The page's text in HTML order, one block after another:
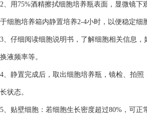
2、用75%酒精擦拭细胞培养瓶表面，显微镜
于细胞培养箱内静置培养2-4小时，以便稳定细
3、仔细阅读细胞说明书，了解细胞相关信息
换液频率等。
4、静置完成后，取出细胞培养瓶，镜检、拍
长状态。
5、贴壁细胞：若细胞生长密度超过80%，可